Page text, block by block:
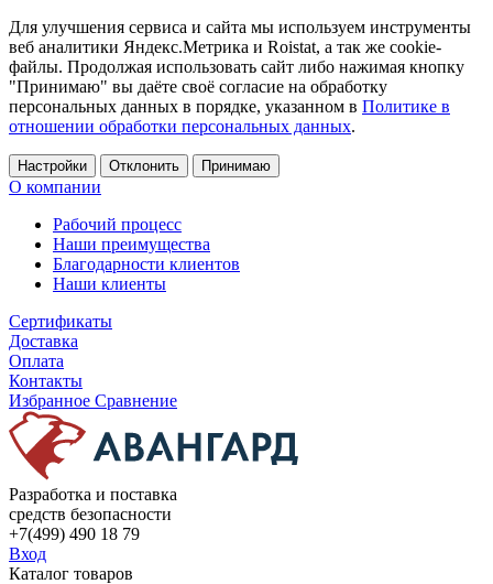
Для улучшения сервиса и сайта мы используем инструменты
веб аналитики Яндекс.Метрика и Roistat, а так же cookie-
файлы. Продолжая использовать сайт либо нажимая кнопку
"Принимаю" вы даёте своё согласие на обработку
персональных данных в порядке, указанном в Политике в
отношении обработки персональных данных.
Настройки Отклонить Принимаю
О компании
Рабочий процесс
Наши преимущества
Благодарности клиентов
Наши клиенты
Сертификаты
Доставка
Оплата
Контакты
Избранное Сравнение
Разработка и поставка
средств безопасности
+7(499) 490 18 79
Вход
Каталог товаров